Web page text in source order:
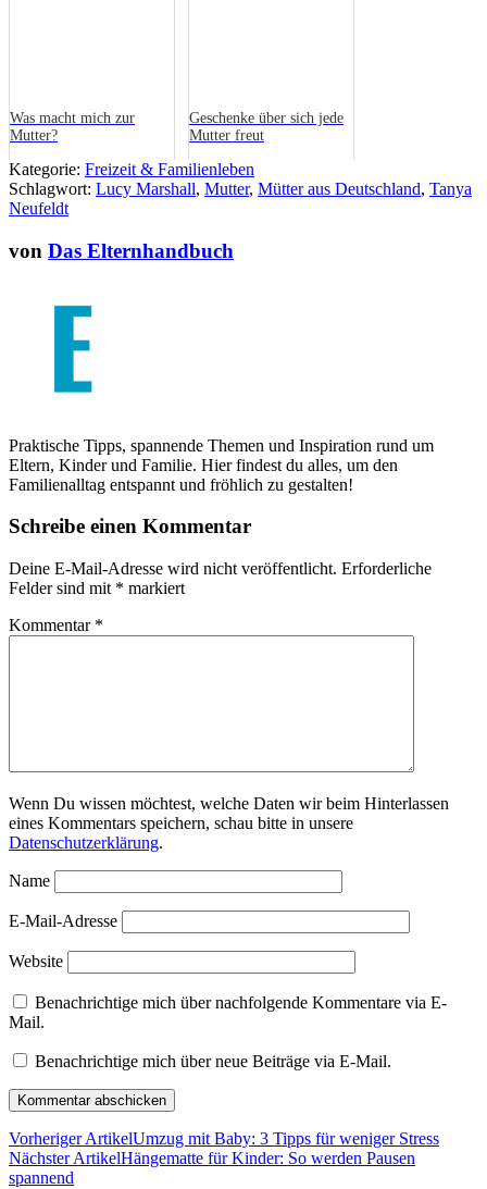
Was macht mich zur
Mutter?
Geschenke über sich jede
Mutter freut
Kategorie: Freizeit & Familienleben
Schlagwort: Lucy Marshall, Mutter, Mütter aus Deutschland, Tanya
Neufeldt
von Das Elternhandbuch
Praktische Tipps, spannende Themen und Inspiration rund um
Eltern, Kinder und Familie. Hier findest du alles, um den
Familienalltag entspannt und fröhlich zu gestalten!
Schreibe einen Kommentar
Deine E-Mail-Adresse wird nicht veröffentlicht. Erforderliche
Felder sind mit * markiert
Kommentar *
Wenn Du wissen möchtest, welche Daten wir beim Hinterlassen
eines Kommentars speichern, schau bitte in unsere
Datenschutzerklärung.
Name
E-Mail-Adresse
Website
Benachrichtige mich über nachfolgende Kommentare via E-
Mail.
Benachrichtige mich über neue Beiträge via E-Mail.
Vorheriger ArtikelUmzug mit Baby: 3 Tipps für weniger Stress
Nächster ArtikelHängematte für Kinder: So werden Pausen
spannend